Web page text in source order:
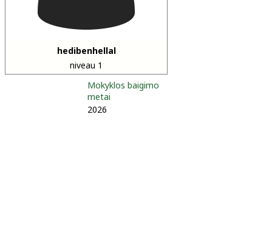
hedibenhellal
niveau 1
Mokyklos baigimo
metai
2026